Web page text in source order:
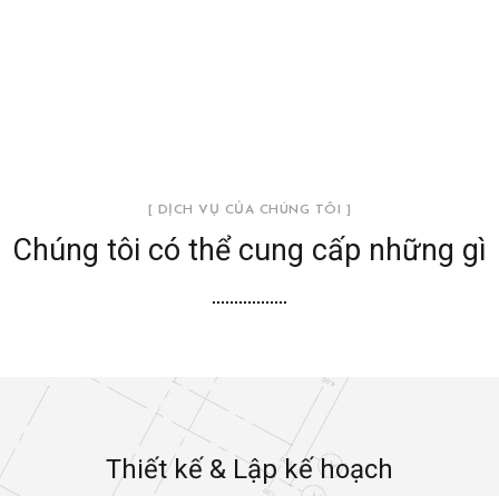
[ DỊCH VỤ CỦA CHÚNG TÔI ]
Chúng tôi có thể cung cấp những gì
Thiết kế & Lập kế hoạch